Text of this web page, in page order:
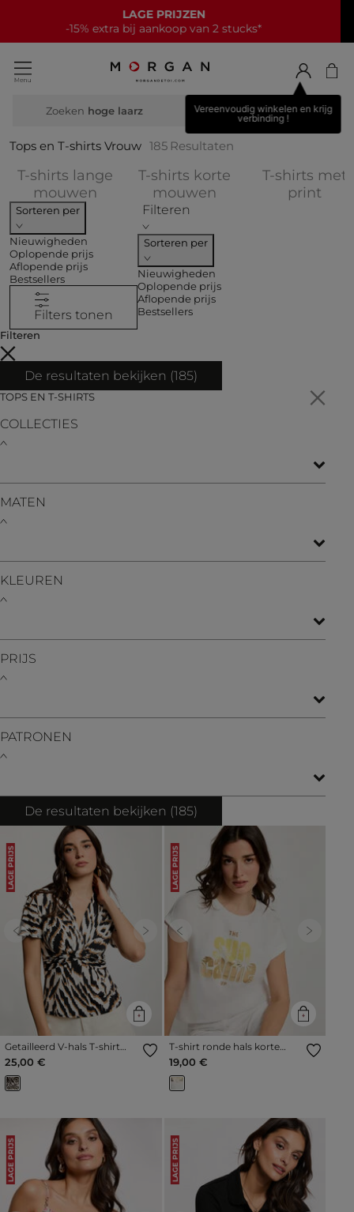
NIEUWE COLLECTIE
15€ korting bij elke aankoop van 70€*
Vereenvoudig winkelen en krijg
verbinding !
Zoeken breiwe
Tops en T-shirts Vrouw 185 Resultaten
T-shirts lange
mouwen Verfijnen op COLLECTIES: T-shirts
T-shirts korte
mouwen Verfijnen op
T-shirts met
print
Sorteren per
Nieuwigheden
Oplopende prijs
Aflopende prijs
Bestsellers
Filters tonen
Filteren
Sorteren per
Nieuwigheden
Oplopende prijs
Aflopende prijs
Bestsellers
Filteren
De resultaten bekijken (185)
TOPS EN T-SHIRTS
COLLECTIES
MATEN
KLEUREN
PRIJS
PATRONEN
De resultaten bekijken (185)
LAGE PRIJS
Previous Next
Getailleerd V-hals T-shirt
meerkleurig vrouw
25,00 €
LAGE PRIJS
Previous Next
T-shirt ronde hals korte
mouwen helder wit vrouw
19,00 €
LAGE PRIJS LAGE PRIJS